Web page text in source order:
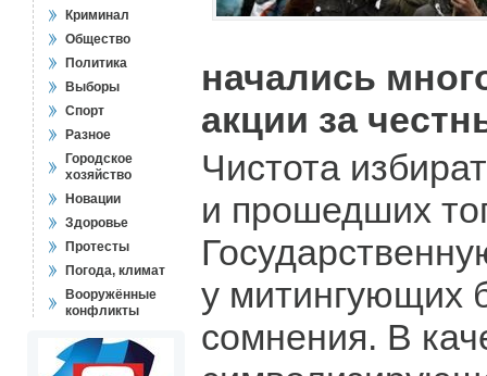
Криминал
Общество
Политика
Выборы
Спорт
Разное
Городское
хозяйство
Новации
Здоровье
Протесты
Погода, климат
Вооружённые
конфликты
начались
акции за
Чистота
и прошедших
у митингующих
сомнения. В